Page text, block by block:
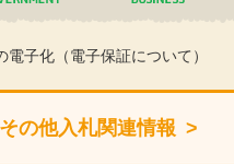
子化（電子保証について）
その他入札関連情報